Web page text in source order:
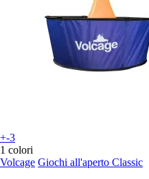
+-3
1 colori
Volcage Giochi all'aperto Classic